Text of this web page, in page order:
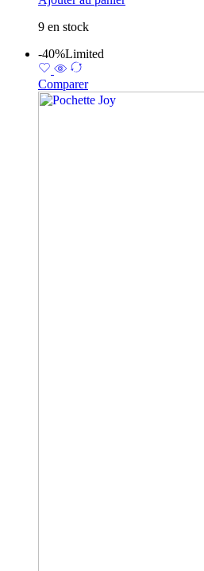
9 en stock
-40%Limited
Comparer